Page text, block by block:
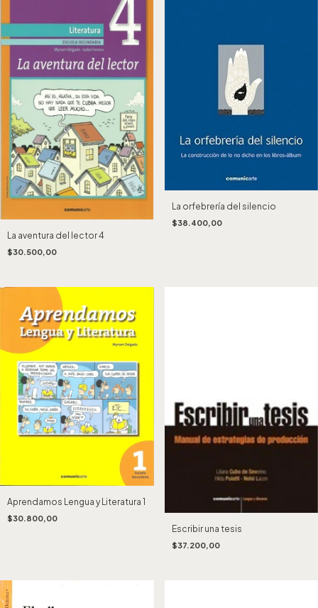
La aventura del lector 4
$30.500,00
La orfebrería del silencio
$38.400,00
Aprendamos Lengua y Literatura 1
$30.800,00
Escribir una tesis
$37.200,00